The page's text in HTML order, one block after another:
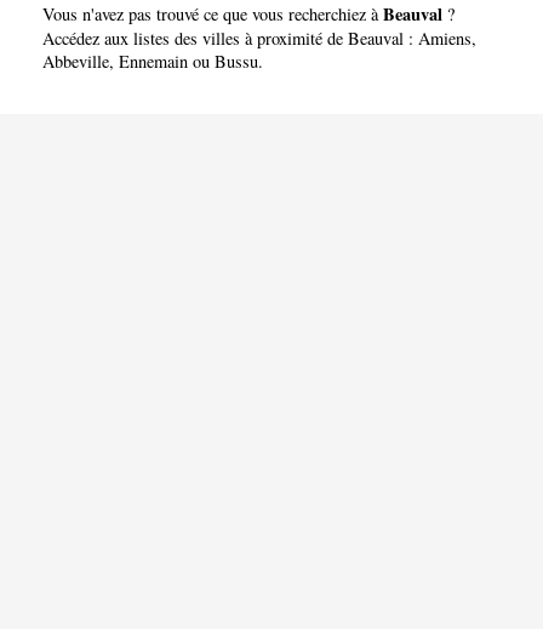
Vous n'avez pas trouvé ce que vous recherchiez àBeauval ?
Accédez aux listes des villes à proximité de Beauval : Amiens,
Abbeville, Ennemain ou Bussu.